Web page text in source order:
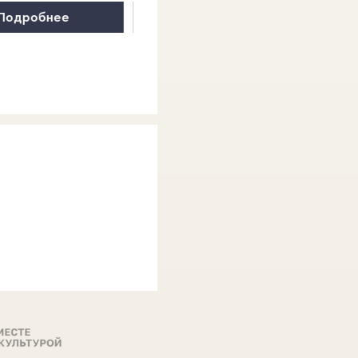
Подробнее